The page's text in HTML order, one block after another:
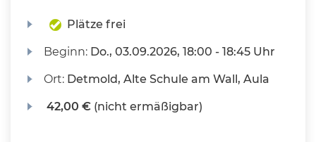
Plätze frei
Beginn: Do., 03.09.2026, 18:00 - 18:45 Uhr
Ort: Detmold, Alte Schule am Wall, Aula
42,00 € (nicht ermäßigbar)